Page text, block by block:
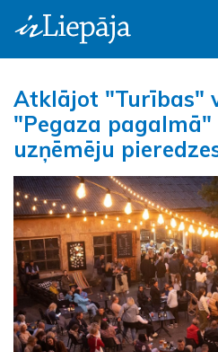
Atklājot "Turības"
"Pegaza
uzņēmēju